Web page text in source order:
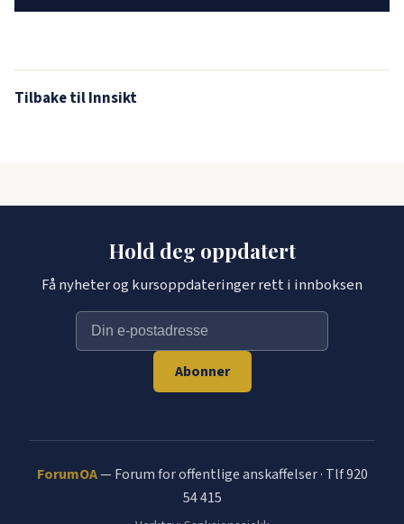
Tilbake til Innsikt
Hold deg oppdatert
Få nyheter og kursoppdateringer rett i innboksen
Abonner
ForumOA— Forum for offentlige anskaffelser · Tlf 920
54 415